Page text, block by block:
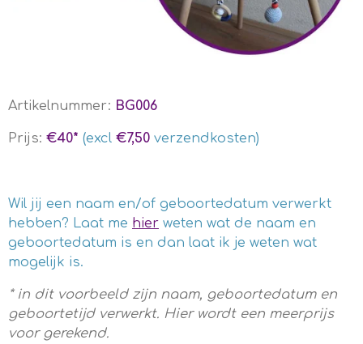
Artikelnummer: BG006
Prijs: €40* (excl €7,50 verzendkosten)
Wil jij een naam en/of geboortedatum verwerkt
hebben? Laat me hier weten wat de naam en
geboortedatum is en dan laat ik je weten wat
mogelijk is.
* in dit voorbeeld zijn naam, geboortedatum en
geboortetijd verwerkt. Hier wordt een meerprijs
voor gerekend.